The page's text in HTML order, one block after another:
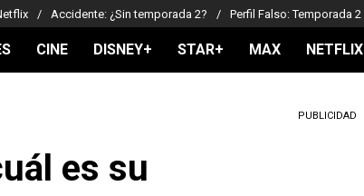
Accidente: ¿Sin temporada 2? Perfil Falso: Temporada 2
CINE DISNEY+ STAR+ MAX NETFLIX
es su
PUBLICIDAD